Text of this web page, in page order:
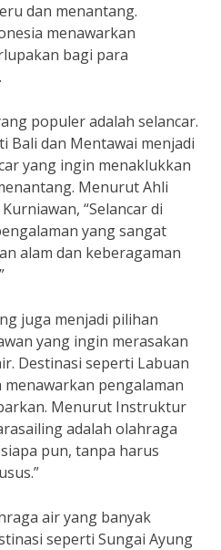
dan menantang.
menawarkan
bagi para
populer adalah selancar.
Bali dan Mentawai menjadi
yang ingin menaklukkan
Menurut Ahli
“Selancar di
yang sangat
alam dan keberagaman
juga menjadi pilihan
yang ingin merasakan
Destinasi seperti Labuan
pengalaman
Menurut Instruktur
adalah olahraga
pun, tanpa harus
air yang banyak
seperti Sungai Ayung